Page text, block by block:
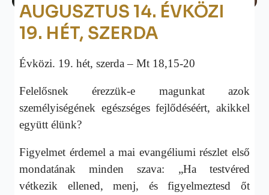
AUGUSZTUS 14. ÉVKÖZI
19. HÉT, SZERDA
Évközi. 19. hét, szerda – Mt 18,15-20
Felelősnek érezzük-e magunkat azok
személyiségének egészséges fejlődéséért, akikkel
együtt élünk?
Figyelmet érdemel a mai evangéliumi részlet első
mondatának minden szava: „Ha testvéred
vétkezik ellened, menj, és figyelmeztesd őt